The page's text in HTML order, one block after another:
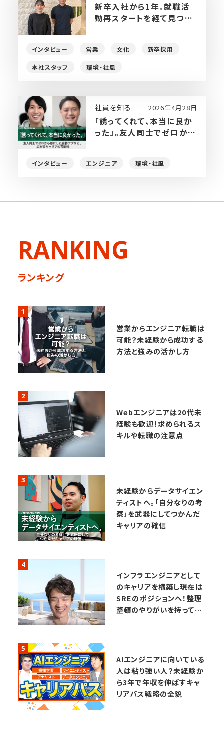
新卒入社から1年。就職活
動再スタートを経て見つけ
インタビュー 営業 文化 新卒採用
本社スタッフ 環境・社風
社員を知る 2026年4月28日
「誘ってくれて、本当に良か
った」。友人同士でゼロから
インタビュー エンジニア 環境・社風
RANKING
ランキング
1
営業からエンジニア転職は
可能？未経験から成功する
方法と強みの活かし方
2
Webエンジニアは20代未
経験も歓迎！求められるス
キルや転職の注意点
3
未経験からデータサイエン
ティストへ。「自分なりの考
察」を武器にしてつかんだ
キャリアの確信
4
インフラエンジニアとして
のキャリアを構築し現在は
SREのポジションへ！整理
整頓のやりがいを持ってキ
5
AIエンジニアに向いている
人は粘り強い人？未経験か
ら3年で年収を伸ばすキャ
リアパス戦略の全貌